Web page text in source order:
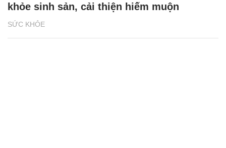
SỨC KHỎE
khỏe sinh sản, cải thiện hiếm muộn